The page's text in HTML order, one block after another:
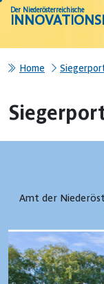
Der Niederösterreichische
Home
Amt der